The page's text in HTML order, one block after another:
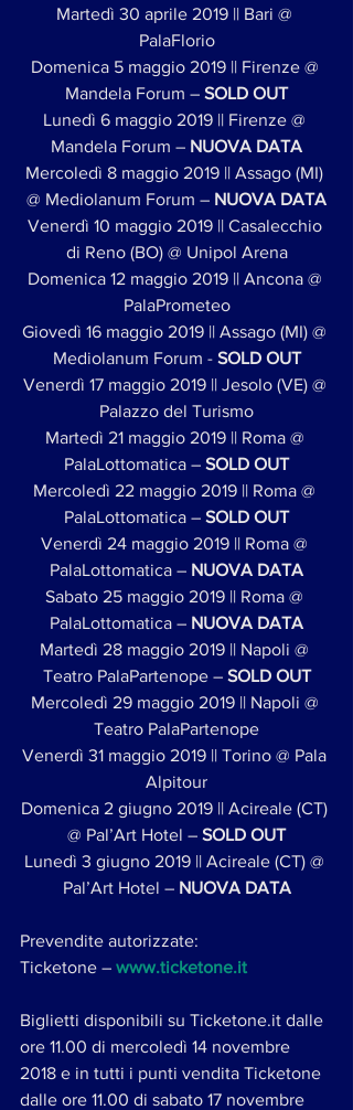
Martedì 30 aprile 2019 || Bari @
PalaFlorio
Domenica 5 maggio 2019 || Firenze @
Mandela Forum – SOLD OUT
Lunedì 6 maggio 2019 || Firenze @
Mandela Forum – NUOVA DATA
Mercoledì 8 maggio 2019 || Assago (MI)
@ Mediolanum Forum – NUOVA DATA
Venerdì 10 maggio 2019 || Casalecchio
di Reno (BO) @ Unipol Arena
Domenica 12 maggio 2019 || Ancona @
PalaPrometeo
Giovedì 16 maggio 2019 || Assago (MI) @
Mediolanum Forum - SOLD OUT
Venerdì 17 maggio 2019 || Jesolo (VE) @
Palazzo del Turismo
Martedì 21 maggio 2019 || Roma @
PalaLottomatica – SOLD OUT
Mercoledì 22 maggio 2019 || Roma @
PalaLottomatica – SOLD OUT
Venerdì 24 maggio 2019 || Roma @
PalaLottomatica – NUOVA DATA
Sabato 25 maggio 2019 || Roma @
PalaLottomatica – NUOVA DATA
Martedì 28 maggio 2019 || Napoli @
Teatro PalaPartenope – SOLD OUT
Mercoledì 29 maggio 2019 || Napoli @
Teatro PalaPartenope
Venerdì 31 maggio 2019 || Torino @ Pala
Alpitour
Domenica 2 giugno 2019 || Acireale (CT)
@ Pal’Art Hotel – SOLD OUT
Lunedì 3 giugno 2019 || Acireale (CT) @
Pal’Art Hotel – NUOVA DATA
Prevendite autorizzate:
Ticketone – www.ticketone.it
Biglietti disponibili su Ticketone.it dalle
ore 11.00 di mercoledì 14 novembre
2018 e in tutti i punti vendita Ticketone
dalle ore 11.00 di sabato 17 novembre